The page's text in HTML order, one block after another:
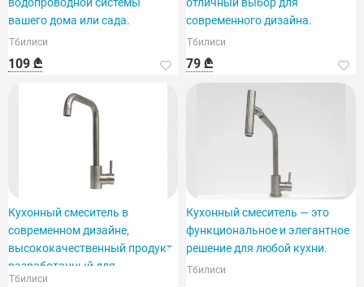
вашего дома или сада.
Тбилиси
109 ₾
современного дизайна.
Тбилиси
79 ₾
Кухонный смеситель в
современном дизайне,
высококачественный продукт,
разработанный для
Тбилиси
Кухонный смеситель — это
функциональное и элегантное
решение для любой кухни.
Тбилиси